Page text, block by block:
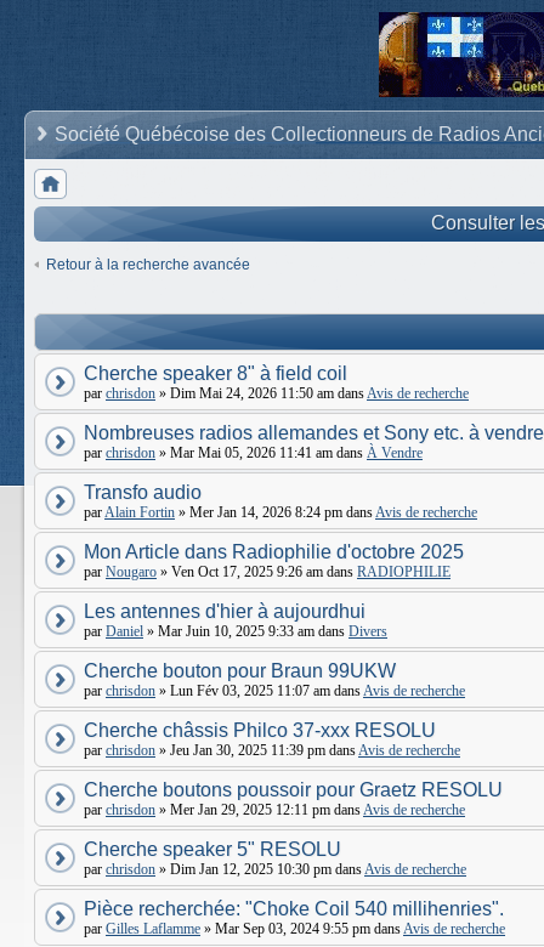
Société Québécoise des Collectionneurs de Radios
Consulter
Retour à la recherche avancée
Cherche speaker 8" à field coil
par chrisdon » Dim Mai 24, 2026 11:50 am dansAvis de recherche
Nombreuses radios allemandes et Sony etc. à vendre
par chrisdon » Mar Mai 05, 2026 11:41 am dans À Vendre
Transfo audio
parAlain Fortin » Mer Jan 14, 2026 8:24 pm dansAvis de recherche
Mon Article dans Radiophilie d'octobre 2025
par Nougaro » Ven Oct 17, 2025 9:26 am dans RADIOPHILIE
Les antennes d'hier à aujourdhui
par Daniel » Mar Juin 10, 2025 9:33 am dans Divers
Cherche bouton pour Braun 99UKW
par chrisdon » Lun Fév 03, 2025 11:07 am dansAvis de recherche
Cherche châssis Philco 37-xxx RESOLU
par chrisdon » Jeu Jan 30, 2025 11:39 pm dansAvis de recherche
Cherche boutons poussoir pour Graetz RESOLU
par chrisdon » Mer Jan 29, 2025 12:11 pm dansAvis de recherche
Cherche speaker 5" RESOLU
par chrisdon » Dim Jan 12, 2025 10:30 pm dansAvis de recherche
Pièce recherchée: "Choke Coil 540 millihenries".
par Gilles Laflamme » Mar Sep 03, 2024 9:55 pm dansAvis de recherche